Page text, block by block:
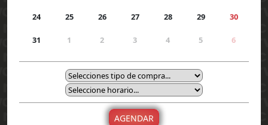
24 25 26 27 28 29 30
31 1 2 3 4 5 6
AGENDAR